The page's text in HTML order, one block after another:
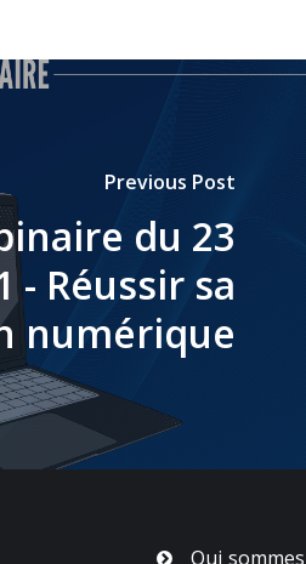
Previous Post
du 23
- Réussir sa
numérique
Qui